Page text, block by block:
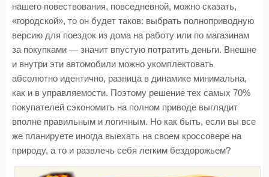
нашего повествования, повседневной, можно сказать,
«городской», то он будет таков: выбрать полноприводную
версию для поездок из дома на работу или по магазинам
за покупками — значит впустую потратить деньги. Внешне
и внутри эти автомобили можно укомплектовать
абсолютно идентично, разница в динамике минимальна,
как и в управляемости. Поэтому решение тех самых 70%
покупателей сэкономить на полном приводе выглядит
вполне правильным и логичным. Но как быть, если вы все
же планируете иногда выехать на своем кроссовере на
природу, а то и развлечь себя легким бездорожьем?